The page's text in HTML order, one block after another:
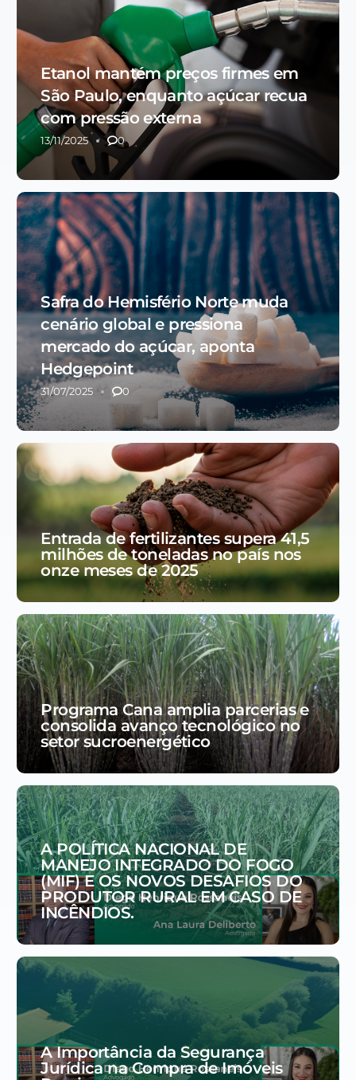
Etanol mantém preços firmes em
São Paulo, enquanto açúcar recua
com pressão externa
13/11/2025 0
Safra do Hemisfério Norte muda
cenário global e pressiona
mercado do açúcar, aponta
Hedgepoint
31/07/2025 0
Entrada de fertilizantes supera 41,5
milhões de toneladas no país nos
onze meses de 2025
Programa Cana amplia parcerias e
consolida avanço tecnológico no
setor sucroenergético
A POLÍTICA NACIONAL DE
MANEJO INTEGRADO DO FOGO
(MIF) E OS NOVOS DESAFIOS DO
PRODUTOR RURAL EM CASO DE
INCÊNDIOS.
A Importância da Segurança
Jurídica na Compra de Imóveis